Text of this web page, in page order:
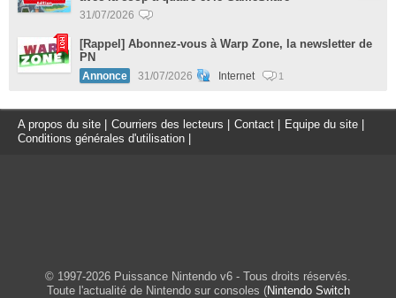
31/07/2026
[Rappel] Abonnez-vous à Warp Zone, la newsletter de
PN
Annonce 31/07/2026 Internet 1
A propos du site Courriers des lecteurs Contact Equipe du site
Conditions générales d'utilisation
© 1997-2026 Puissance Nintendo v6 - Tous droits réservés.
Toute l'actualité de Nintendo sur consoles (Nintendo Switch